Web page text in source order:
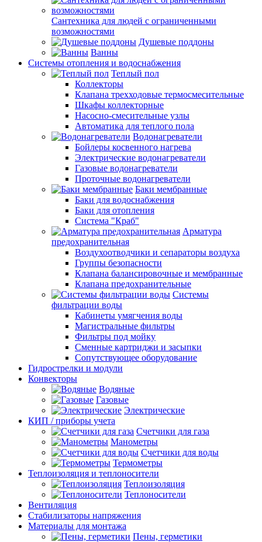
Сантехника для людей с ограниченными
возможностями
Душевые поддоны
Ванны
Системы отопления и водоснабжения
Теплый пол
Коллекторы
Клапана трехходовые термосмесительные
Шкафы коллекторные
Насосно-смесительные узлы
Автоматика для теплого пола
Водонагреватели
Бойлеры косвенного нагрева
Электрические водонагреватели
Газовые водонагреватели
Проточные водонагреватели
Баки мембранные
Баки для водоснабжения
Баки для отопления
Система "Краб"
Арматура
предохранительная
Воздухоотводчики и сепараторы воздуха
Группы безопасности
Клапана балансировочные и мембранные
Клапана предохранительные
Системы
фильтрации воды
Кабинеты умягчения воды
Магистральные фильтры
Фильтры под мойку
Сменные картриджи и засыпки
Сопутствующее оборудование
Гидрострелки и модули
Конвекторы
Водяные
Газовые
Электрические
КИП / приборы учета
Счетчики для газа
Манометры
Счетчики для воды
Термометры
Теплоизоляция и теплоносители
Теплоизоляция
Теплоносители
Вентиляция
Стабилизаторы напряжения
Материалы для монтажа
Пены, герметики